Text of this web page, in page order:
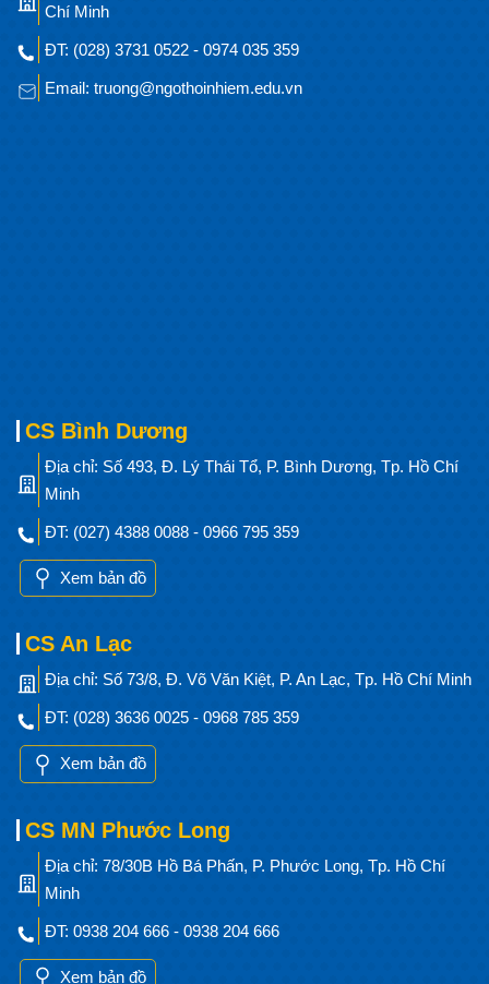
Chí Minh
ĐT: (028) 3731 0522 - 0974 035 359
Email: truong@ngothoinhiem.edu.vn
CS Bình Dương
Địa chỉ: Số 493, Đ. Lý Thái Tổ, P. Bình Dương, Tp. Hồ Chí
Minh
ĐT: (027) 4388 0088 - 0966 795 359
Xem bản đồ
CS An Lạc
Địa chỉ: Số 73/8, Đ. Võ Văn Kiệt, P. An Lạc, Tp. Hồ Chí Minh
ĐT: (028) 3636 0025 - 0968 785 359
Xem bản đồ
CS MN Phước Long
Địa chỉ: 78/30B Hồ Bá Phấn, P. Phước Long, Tp. Hồ Chí
Minh
ĐT: 0938 204 666 - 0938 204 666
Xem bản đồ